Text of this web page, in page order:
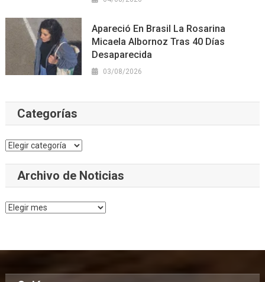
Apareció En Brasil La Rosarina
Micaela Albornoz Tras 40 Días
Desaparecida
03/08/2026
Categorías
Categorías
Archivo de Noticias
Archivo